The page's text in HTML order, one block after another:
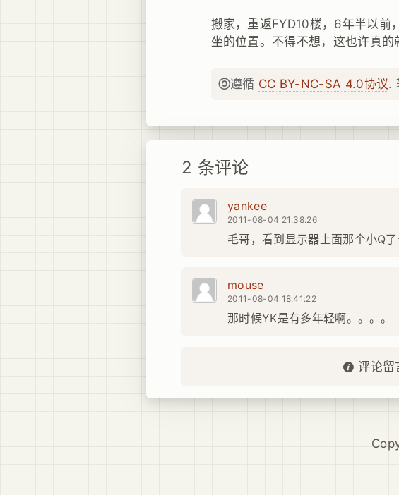
搬家，重返FYD10楼，6年半以前
坐的位置。不得不想，这也许真的
遵循 CC BY-NC-SA 4.0协议.
2 条评论
yankee
2011-08-04 21:38:26
毛哥，看到显示器上面那个小Q
mouse
2011-08-04 18:41:22
那时候YK是有多年轻啊。。。。
评论留